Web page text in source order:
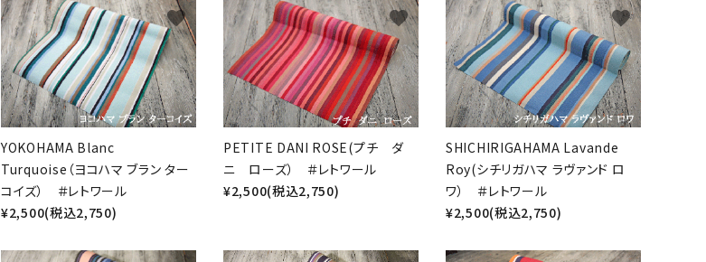
YOKOHAMA Blanc
Turquoise（ヨコハマ ブラン ター
コイズ） ＃レトワール
¥2,500(税込2,750)
favorite
PETITE DANI ROSE(プチ ダ
ニ ローズ） ＃レトワール
¥2,500(税込2,750)
favorite
SHICHIRIGAHAMA Lavande
Roy(シチリガハマ ラヴァンド ロ
ワ） ＃レトワール
¥2,500(税込2,750)
favorite